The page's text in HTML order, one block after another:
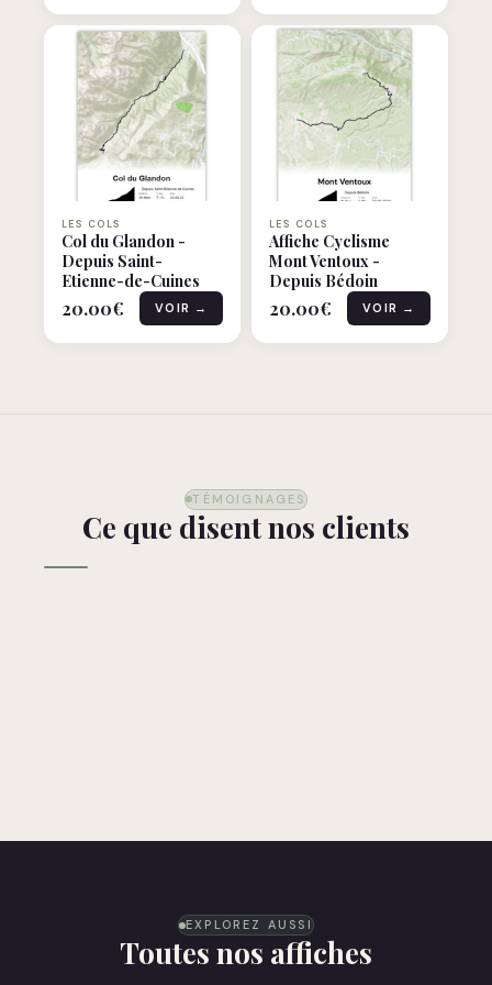
LES COLS
Col du Glandon -
Depuis Saint-
Etienne-de-Cuines
20.00€ VOIR →
LES COLS
Affiche Cyclisme
Mont Ventoux -
Depuis Bédoin
20.00€ VOIR →
TÉMOIGNAGES
Ce que disent nos clients
EXPLOREZ AUSSI
Toutes nos affiches